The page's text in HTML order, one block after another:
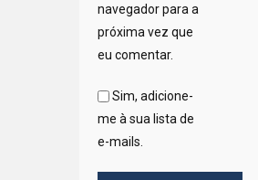
navegador para a
próxima vez que
eu comentar.
Sim, adicione-
me à sua lista de
e-mails.